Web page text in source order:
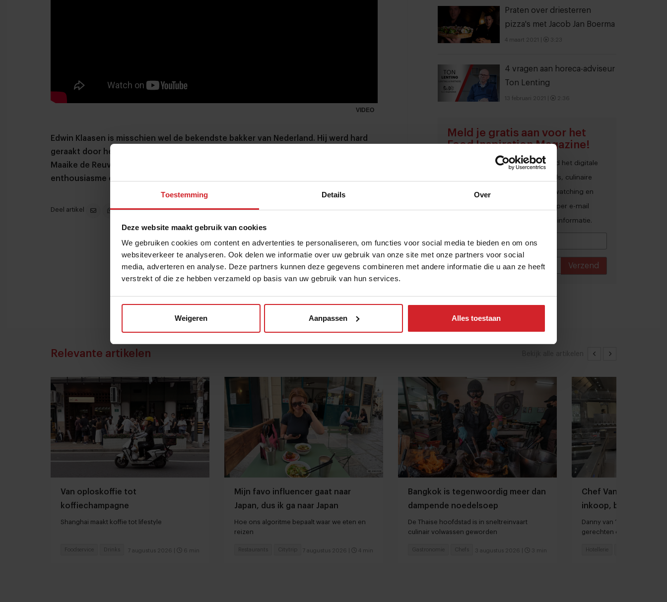
Toestemming Details Over
Deze website maakt gebruik van cookies
We gebruiken cookies om content en advertenties te personaliseren, om functies voor social media te bieden en om ons
websiteverkeer te analyseren. Ook delen we informatie over uw gebruik van onze site met onze partners voor social
media, adverteren en analyse. Deze partners kunnen deze gegevens combineren met andere informatie die u aan ze heeft
verstrekt of die ze hebben verzameld op basis van uw gebruik van hun services.
Weigeren Aanpassen Alles toestaan
VIDEO
Edwin Klaasen is misschien wel de bekendste bakker van Nederland. Hij werd hard
geraakt door het coronavirus, zowel lichamelijk als zakelijk. Hij ging in gesprek met
Maaike de Reuver, hoofdredacteur bij Food Inspiration, en vertelt met veel
enthousiasme over zij meest recente project.
Deel artikel
Praten over driesterren
pizza's met Jacob Jan Boerma
4 maart 2021 3:23
4 vragen aan horeca-adviseur
Ton Lenting
13 februari 2021 2:36
Meld je gratis aan voor het
Food Inspiration Magazine!
Ja, ik wil graag eens per maand het digitale
magazine met de laatste trends, culinaire
inspiratie, interviews, conceptwatching en
hotspots van Food Inspiration per e-mail
voor meer informatie.
Verzend
Veel gelezen artikelen
Bekijk alle artikelen
Relevante artikelen
Van oploskoffie tot
koffiechampagne
Shanghai maakt koffie tot lifestyle
7 augustus 2026 6 min
Foodservice Drinks
Mijn favo influencer gaat naar
Japan, dus ik ga naar Japan
Hoe ons algoritme bepaalt waar we eten en
reizen
7 augustus 2026 4 min
Restaurants Citytrip
Bangkok is tegenwoordig meer dan
dampende noedelsoep
De Thaise hoofdstad is in sneltreinvaart
culinair volwassen geworden
3 augustus 2026 3 min
Gastronomie Chefs
Chef Van der Valk
inkoop,
hardlopers
Danny van ‘t Veld: “We
gerechten op het menu
Hotellerie